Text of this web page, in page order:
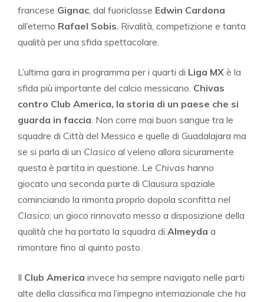
francese Gignac, dal fuoriclasse Edwin Cardona
all’eterno Rafael Sobis. Rivalità, competizione e tanta
qualità per una sfida spettacolare.
L’ultima gara in programma per i quarti di Liga MX è la
sfida più importante del calcio messicano. Chivas
contro Club America, la storia di un paese che si
guarda in faccia. Non corre mai buon sangue tra le
squadre di Città del Messico e quelle di Guadalajara ma
se si parla di un Clasico al veleno allora sicuramente
questa è partita in questione. Le Chivas hanno
giocato una seconda parte di Clausura spaziale
cominciando la rimonta proprio dopola sconfitta nel
Clasico; un gioco rinnovato messo a disposizione della
qualità che ha portato la squadra di Almeyda a
rimontare fino al quinto posto.
Il Club America invece ha sempre navigato nelle parti
alte della classifica ma l’impegno internazionale che ha